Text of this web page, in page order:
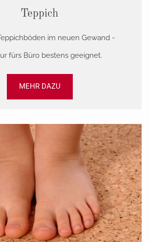
Teppich
im neuen Gewand -
fürs Büro bestens geeignet.
MEHR DAZU